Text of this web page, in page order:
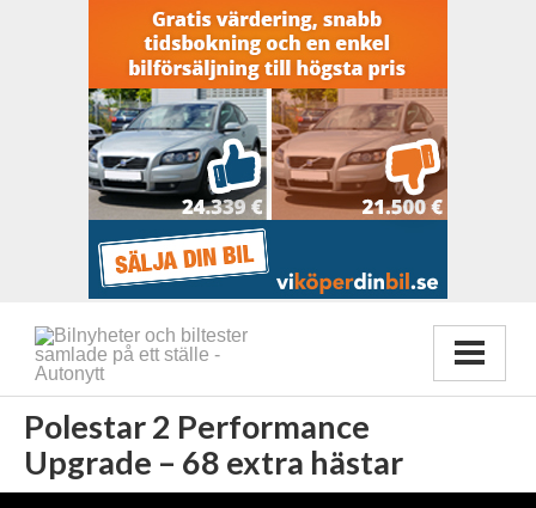
Polestar 2 Performance
Upgrade – 68 extra hästar